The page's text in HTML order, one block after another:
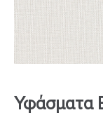
Υφάσματα